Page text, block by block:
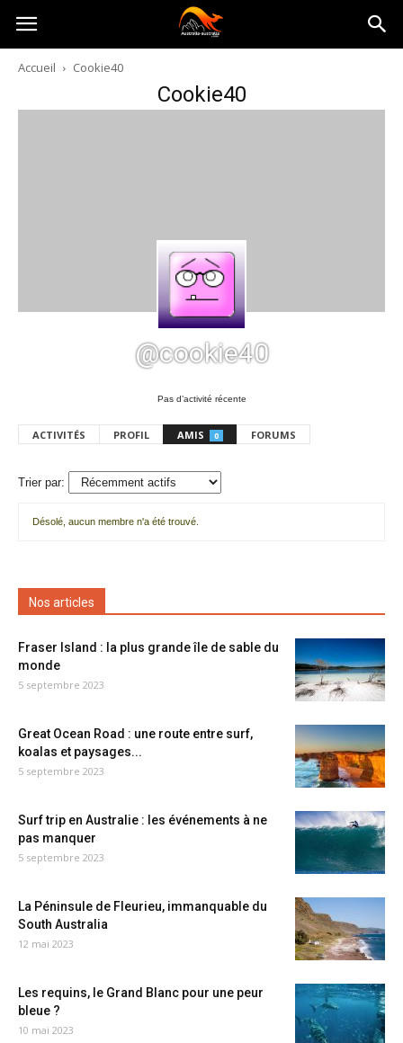
Australia-
australie.com
Accueil Cookie40
Cookie40
@cookie40
Pas d’activité récente
ACTIVITÉS PROFIL AMIS 0 FORUMS
Trier par:
amis
Désolé, aucun membre n'a été trouvé.
Nos articles
Fraser Island : la plus grande île de sable du
monde
5 septembre 2023
Great Ocean Road : une route entre surf,
koalas et paysages...
5 septembre 2023
Surf trip en Australie : les événements à ne
pas manquer
5 septembre 2023
La Péninsule de Fleurieu, immanquable du
South Australia
12 mai 2023
Les requins, le Grand Blanc pour une peur
bleue ?
10 mai 2023